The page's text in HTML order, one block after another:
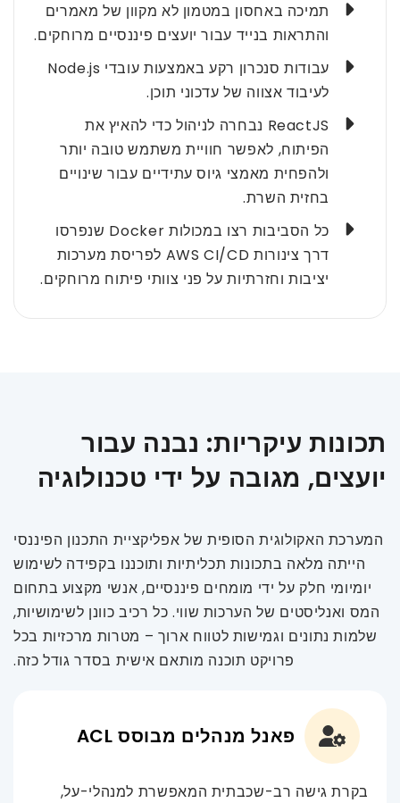
תמיכה באחסון במטמון לא מקוון של מאמרים
והתראות בנייד עבור יועצים פיננסיים מרוחקים.
עבודות סנכרון רקע באמצעות עובדי Node.js
לעיבוד אצווה של עדכוני תוכן.
ReactJS נבחרה לניהול כדי להאיץ את
הפיתוח, לאפשר חוויית משתמש טובה יותר
ולהפחית מאמצי גיוס עתידיים עבור שינויים
בחזית השרת.
כל הסביבות רצו במכולות Docker שנפרסו
דרך צינורות AWS CI/CD לפריסת מערכות
יציבות וחזרתיות על פני צוותי פיתוח מרוחקים.
תכונות עיקריות: נבנה עבור
יועצים, מגובה על ידי טכנולוגיה
המערכת האקולוגית הסופית של אפליקציית התכנון הפיננסי
הייתה מלאה בתכונות תכליתיות ותוכננו בקפידה לשימוש
יומיומי חלק על ידי מומחים פיננסיים, אנשי מקצוע בתחום
המס ואנליסטים של הערכות שווי. כל רכיב כוונן לשימושיות,
שלמות נתונים וגמישות לטווח ארוך – מטרות מרכזיות בכל
פרויקט תוכנה מותאם אישית בסדר גודל כזה.
פאנל מנהלים מבוסס ACL
בקרת גישה רב-שכבתית המאפשרת למנהלי-על,